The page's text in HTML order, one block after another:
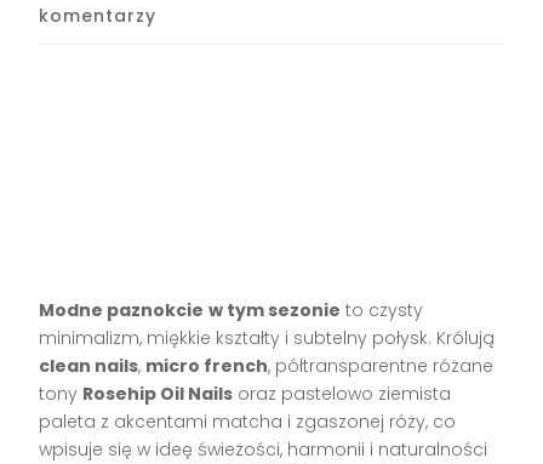
komentarzy
Modne paznokcie w tym sezonie to czysty
minimalizm, miękkie kształty i subtelny połysk. Królują
clean nails, micro french, półtransparentne różane
tony Rosehip Oil Nails oraz pastelowo ziemista
paleta z akcentami matcha i zgaszonej róży, co
wpisuje się w ideę świeżości, harmonii i naturalności